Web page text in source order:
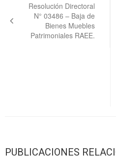
entradas
Resolución Directoral
N° 03486 – Baja de
Bienes Muebles
Patrimoniales RAEE.
PUBLICACIONES